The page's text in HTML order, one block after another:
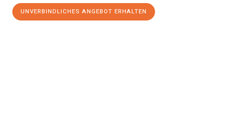
UNVERBINDLICHES ANGEBOT ERHALTEN